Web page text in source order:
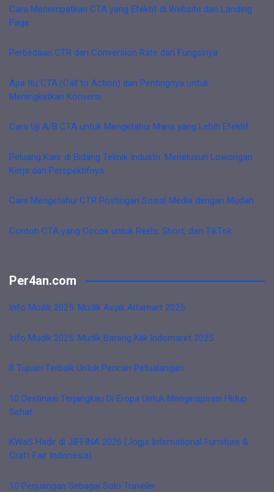
Cara Menempatkan CTA yang Efektif di Website dan Landing
Page
Perbedaan CTR dan Conversion Rate dan Fungsinya
Apa Itu CTA (Call to Action) dan Pentingnya untuk
Meningkatkan Konversi
Cara Uji A/B CTA untuk Mengetahui Mana yang Lebih Efektif
Peluang Karir di Bidang Teknik Industri: Menelusuri Lowongan
Kerja dan Perspektifnya
Cara Mengetahui CTR Postingan Sosial Media dengan Mudah
Contoh CTA yang Cocok untuk Reels, Short, dan TikTok
Per4an.com
Info Mudik 2025: Mudik Asyik Alfamart 2025
Info Mudik 2025: Mudik Bareng Klik Indomaret 2025
8 Tujuan Terbaik Untuk Pencari Petualangan
10 Destinasi Terjangkau Di Eropa Untuk Menginspirasi Hidup
Sehat
KWaS Hadir di JIFFINA 2026 (Jogja International Furniture &
Craft Fair Indonesia)
10 Perjuangan Sebagai Solo Traveler